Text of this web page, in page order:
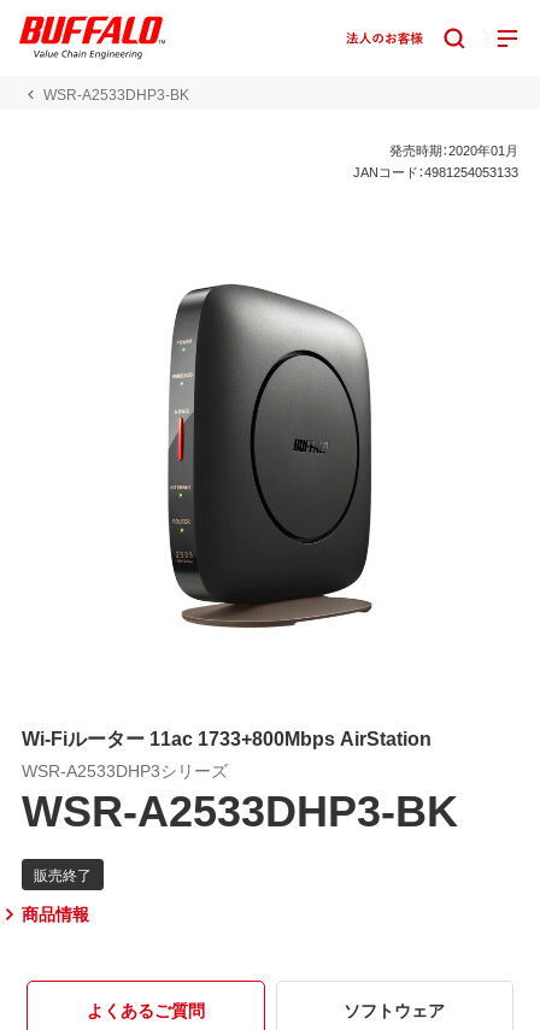
WSR-A2533DHP3-BK
発売時期：2020年01月
JANコード：4981254053133
Wi-Fiルーター 11ac 1733+800Mbps AirStation
WSR-A2533DHP3シリーズ
WSR-A2533DHP3-BK
商品情報
よくあるご質問 ソフトウェア